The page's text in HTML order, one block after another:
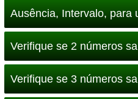
Ausência, Intervalo, para
Verifique se 2 números
Verifique se 3 números